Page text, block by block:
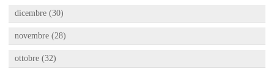
dicembre (30)
novembre (28)
ottobre (32)